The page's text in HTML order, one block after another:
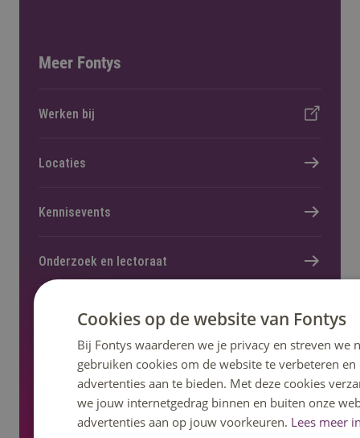
Meer Fontys
Werken bij
Locaties
Kennisevents
Onderzoek en lectoraat
Nieuws en pers
Regelingen, statuten en reglementen
Cookies op de website van Fontys
Bij Fontys waarderen we je privacy en streven we
gebruiken cookies om de website te verbeteren
advertenties aan te bieden. Met deze cookies
we jouw internetgedrag binnen en buiten onze
advertenties aan op jouw voorkeuren. Lees meer